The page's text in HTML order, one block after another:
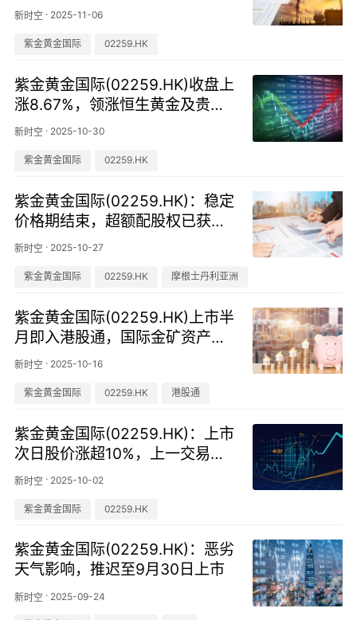
新时空 · 2025-11-06
紫金黄金国际 02259.HK
紫金黄金国际(02259.HK)收盘上
涨8.67%，领涨恒生黄金及贵金
属板块
新时空 · 2025-10-30
紫金黄金国际 02259.HK
紫金黄金国际(02259.HK)：稳定
价格期结束，超额配股权已获悉
数行使
新时空 · 2025-10-27
紫金黄金国际 02259.HK 摩根士丹利亚洲
紫金黄金国际(02259.HK)上市半
月即入港股通，国际金矿资产向
内地投资者开放
新时空 · 2025-10-16
紫金黄金国际 02259.HK 港股通
紫金黄金国际(02259.HK)：上市
次日股价涨超10%，上一交易日
大涨逾68%
新时空 · 2025-10-02
紫金黄金国际 02259.HK
紫金黄金国际(02259.HK)：恶劣
天气影响，推迟至9月30日上市
新时空 · 2025-09-24